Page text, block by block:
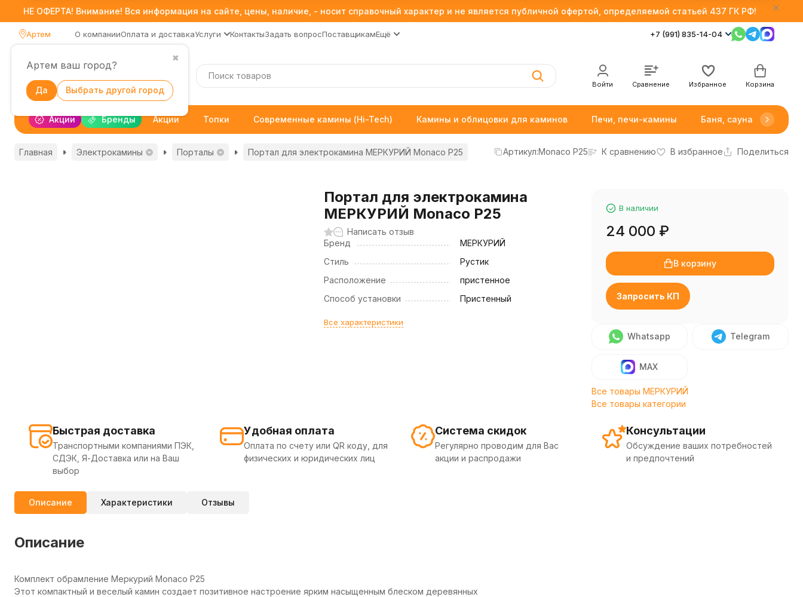
НЕ ОФЕРТА! Внимание! Вся информация на сайте, цены, наличие, - носит справочный характер и не является публичной офертой, определяемой статьей 437 ГК РФ!
Артем
✖
Артем ваш город?
Да Выбрать другой город
О компанииОплата и доставкаУслуги КонтактыЗадать вопросПоставщикамЕщё +7 (991) 835-14-04
Войти Сравнение Избранное Корзина
Акции Бренды Акции Топки Современные камины (Hi-Tech) Камины и облицовки для каминов Печи, печи-камины Баня, сауна
Главная Электрокамины Порталы Портал для электрокамина МЕРКУРИЙ Monaco P25 Артикул:Monaco P25 К сравнению В избранное Поделиться
Портал для электрокамина
МЕРКУРИЙ Monaco P25
Написать отзыв
Бренд
МЕРКУРИЙ
Стиль
Рустик
Расположение
пристенное
Способ установки
Пристенный
Все характеристики
В наличии
24 000 ₽
В корзину
Запросить КП
Whatsapp Telegram
MAX
Все товары МЕРКУРИЙ
Все товары категории
Быстрая доставка
Транспортными компаниями ПЭК,
СДЭК, Я-Доставка или на Ваш
выбор
Удобная оплата
Оплата по счету или QR коду, для
физических и юридических лиц
Система скидок
Регулярно проводим для Вас
акции и распродажи
Консультации
Обсуждение ваших потребностей
и предпочтений
Описание Характеристики Отзывы
Описание
Комплект обрамление Меркурий Monaco P25
Этот компактный и веселый камин создает позитивное настроение ярким насыщенным блеском деревянных